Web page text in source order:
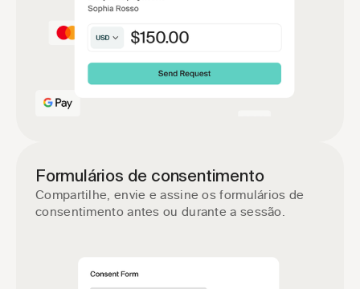
Formulários de consentimento
Compartilhe, envie e assine os formulários de
consentimento antes ou durante a sessão.